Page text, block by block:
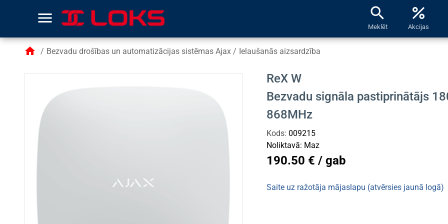
menu search
Meklēt
percent
Akcijas
home / Bezvadu drošības un automatizācijas sistēmas Ajax / Ielaušanās aizsardzība
ReX W
Bezvadu signāla pastiprinātājs
868MHz
Kods: 009215
Noliktavā: Maz
190.50 € / gab
Saite uz ražotāja mājaslapu (atvērsies jaunā logā)